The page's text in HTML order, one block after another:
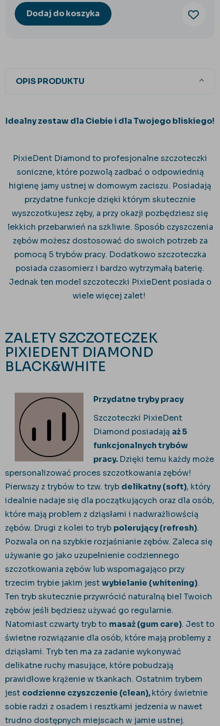
Dodaj do koszyka
OPIS PRODUKTU
Idealny zestaw dla Ciebie i dla Twojego bliskiego!
PixieDent Diamond to profesjonalne szczoteczki
soniczne, które pozwolą zadbać o odpowiednią
higienę jamy ustnej w domowym zaciszu. Posiadają
przydatne funkcje dzięki którym skutecznie
wyszczotkujesz zęby, a przy okazji pozbędziesz się
lekkich przebarwień na szkliwie. Sposób czyszczenia
zębów możesz dostosować do swoich potrzeb za
pomocą 5 trybów pracy. Dodatkowo szczoteczka
posiada czasomierz i bardzo wytrzymałą baterię.
Jednak ten model szczoteczki PixieDent posiada o
wiele więcej zalet!
ZALETY SZCZOTECZEK
PIXIEDENT DIAMOND
BLACK&WHITE
Przydatne tryby pracy
Szczoteczki PixieDent
Diamond posiadają aż 5
funkcjonalnych trybów
pracy. Dzięki temu każdy może
spersonalizować proces szczotkowania zębów!
Pierwszy z trybów to tzw. tryb delikatny (soft), który
idealnie nadaje się dla początkujących oraz dla osób,
które mają problem z dziąsłami i nadwrażliowścią
zębów. Drugi z kolei to tryb polerujący (refresh).
Pozwala on na szybkie rozjaśnianie zębów. Zaleca się
używanie go jako uzupełnienie codziennego
szczotkowania zębów lub wspomagająco przy
trzecim trybie jakim jestwybielanie (whitening).
Ten tryb skutecznie przywrócić naturalną biel Twoich
zębów jeśli będziesz używać go regularnie.
Natomiast czwarty tryb to masaż (gum care). Jest to
świetne rozwiązanie dla osób, które mają problemy z
dziąsłami. Tryb ten ma za zadanie wykonywać
delikatne ruchy masujące, które pobudzają
prawidłowe krążenie w tkankach. Ostatnim trybem
jest codzienne czyszczenie (clean),który świetnie
sobie radzi z osadem i resztkami jedzenia w nawet
trudno dostępnych miejscach w jamie ustnej.